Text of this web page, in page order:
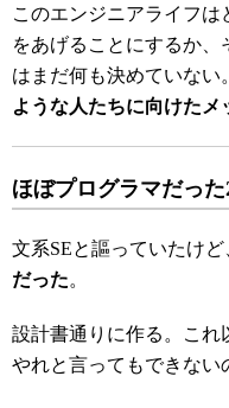
このエンジニアライフ
をあげることにするか
はまだ何も決めていない
ような人たちに向けたメ
ほぼプログラマだっ
文系SEと謳っていたけど
だった。
設計書通りに作る。これ
やれと言ってもできない